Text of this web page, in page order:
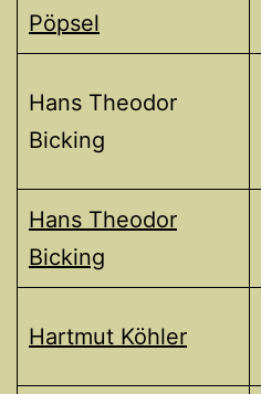
Pöpsel
Hans Theodor
Bicking
Hans Theodor
Bicking
Hartmut Köhler